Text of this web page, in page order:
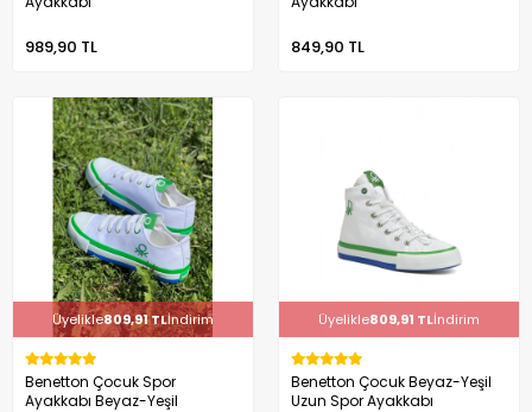
989,90 TL 849,90 TL
Üyelikle809,91 TLİndirim
Benetton Çocuk Spor
Ayakkabı Beyaz-Yeşil
Üyelikle809,91 TLİndirim
Benetton Çocuk Beyaz-Yeşil
Uzun Spor Ayakkabı